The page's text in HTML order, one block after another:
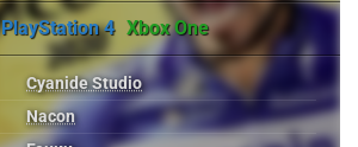
PlayStation 4 Xbox One
Cyanide Studio
Nacon